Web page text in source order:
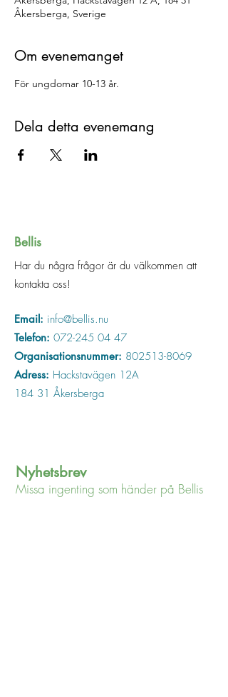
Åkersberga, Sverige
Om evenemanget
För ungdomar 10-13 år.
Dela detta evenemang
Bellis
Har du några frågor är du välkommen att
kontakta oss!
Email: info@bellis.nu
Telefon: 072-245 04 47
Organisationsnummer: 802513-8069
Adress: Hackstavägen 12A
184 31 Åkersberga
Nyhetsbrev
Missa ingenting som händer på Bellis